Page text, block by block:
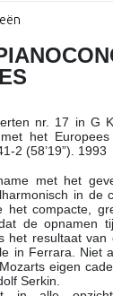
nr. 17 in G
het
2 (58’19”). 1993
met het
in de
het compacte,
de opnamen
het resultaat
in Ferrara. Niet
eigen
Serkin.